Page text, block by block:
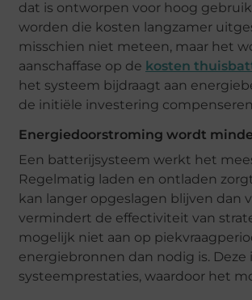
dat is ontworpen voor hoog
worden die kosten langzamer
misschien niet meteen, maar het
aanschaffase op de kosten
het systeem bijdraagt aan
de initiële investering
Energiedoorstroming wordt
Een batterijsysteem werkt het
Regelmatig laden en ontladen
kan langer opgeslagen blijven
vermindert de effectiviteit van
mogelijk niet aan op
energiebronnen dan nodig is.
systeemprestaties, waardoor het